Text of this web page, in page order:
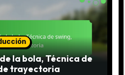
la bola, Técnica de
trayectoria